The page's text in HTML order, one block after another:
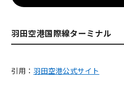
羽田空港国際線ターミナル
引用： 羽田空港公式サイト